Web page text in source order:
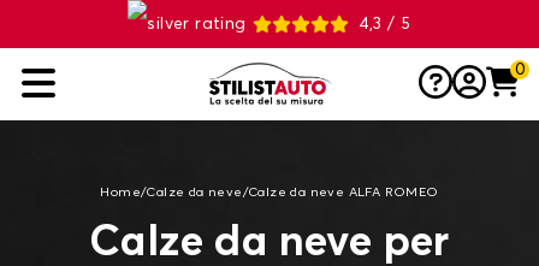
4,3 / 5
0
Home/Calze da neve /Calze da neve ALFA ROMEO
Calze da neve per